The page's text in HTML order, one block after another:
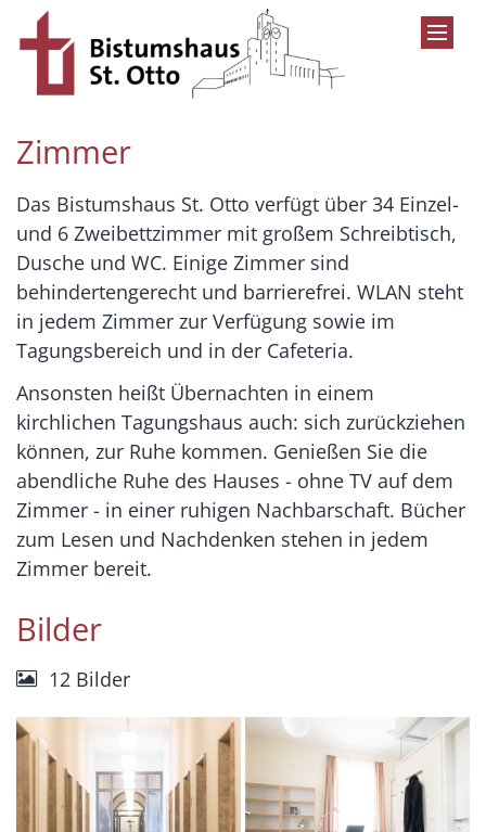
Zum Inhalt springen
Zimmer
Das Bistumshaus St. Otto verfügt über 34 Einzel-
und 6 Zweibettzimmer mit großem Schreibtisch,
Dusche und WC. Einige Zimmer sind
behindertengerecht und barrierefrei. WLAN steht
in jedem Zimmer zur Verfügung sowie im
Tagungsbereich und in der Cafeteria.
Ansonsten heißt Übernachten in einem
kirchlichen Tagungshaus auch: sich zurückziehen
können, zur Ruhe kommen. Genießen Sie die
abendliche Ruhe des Hauses - ohne TV auf dem
Zimmer - in einer ruhigen Nachbarschaft. Bücher
zum Lesen und Nachdenken stehen in jedem
Zimmer bereit.
Bilder
12 Bilder